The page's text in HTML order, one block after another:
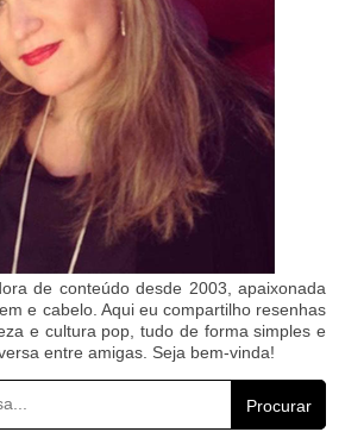
de conteúdo desde 2003, apaixonada
e cabelo. Aqui eu compartilho resenhas
e cultura pop, tudo de forma simples e
entre amigas. Seja bem-vinda!
Procurar